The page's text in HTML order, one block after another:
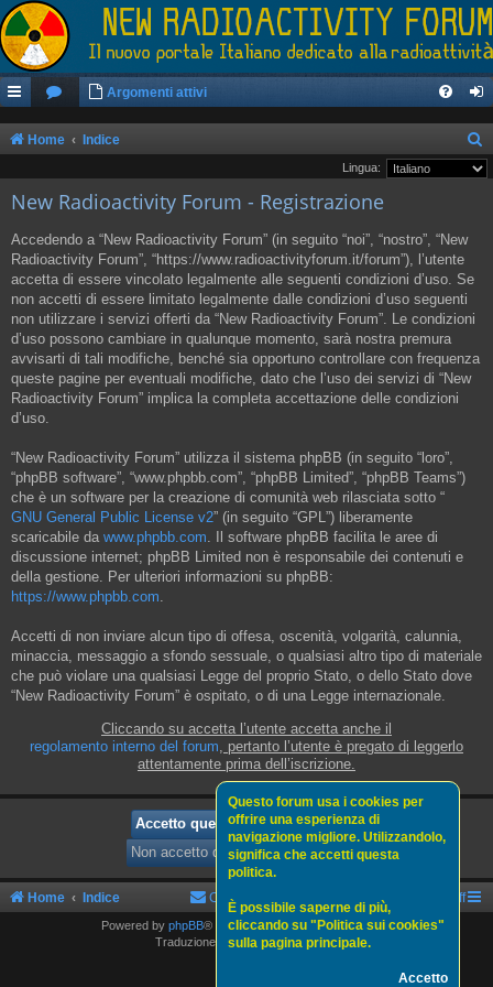
Argomenti attivi
Home Indice
Lingua:
New Radioactivity Forum - Registrazione
Accedendo a “New Radioactivity Forum” (in seguito “noi”, “nostro”, “New
Radioactivity Forum”, “https://www.radioactivityforum.it/forum”), l’utente
accetta di essere vincolato legalmente alle seguenti condizioni d’uso. Se
non accetti di essere limitato legalmente dalle condizioni d’uso seguenti
non utilizzare i servizi offerti da “New Radioactivity Forum”. Le condizioni
d’uso possono cambiare in qualunque momento, sarà nostra premura
avvisarti di tali modifiche, benché sia opportuno controllare con frequenza
queste pagine per eventuali modifiche, dato che l’uso dei servizi di “New
Radioactivity Forum” implica la completa accettazione delle condizioni
d’uso.
“New Radioactivity Forum” utilizza il sistema phpBB (in seguito “loro”,
“phpBB software”, “www.phpbb.com”, “phpBB Limited”, “phpBB Teams”)
che è un software per la creazione di comunità web rilasciata sotto “
GNU General Public License v2” (in seguito “GPL”) liberamente
scaricabile da www.phpbb.com. Il software phpBB facilita le aree di
discussione internet; phpBB Limited non è responsabile dei contenuti e
della gestione. Per ulteriori informazioni su phpBB:
https://www.phpbb.com.
Accetti di non inviare alcun tipo di offesa, oscenità, volgarità, calunnia,
minaccia, messaggio a sfondo sessuale, o qualsiasi altro tipo di materiale
che può violare una qualsiasi Legge del proprio Stato, o dello Stato dove
“New Radioactivity Forum” è ospitato, o di una Legge internazionale.
Cliccando su accetta l’utente accetta anche il
regolamento interno del forum, pertanto l’utente è pregato di leggerlo
attentamente prima dell’iscrizione.
Questo forum usa i cookies per
offrire una esperienza di
navigazione migliore. Utilizzandolo,
significa che accetti questa
politica.
È possibile saperne di più,
cliccando su "Politica sui cookies"
sulla pagina principale.
Accetto
Home Indice Staff
Politica sui cookies
Contattaci
Powered by phpBB® Forum Software © phpBB Limited
Traduzione Italiana phpBBItalia.net